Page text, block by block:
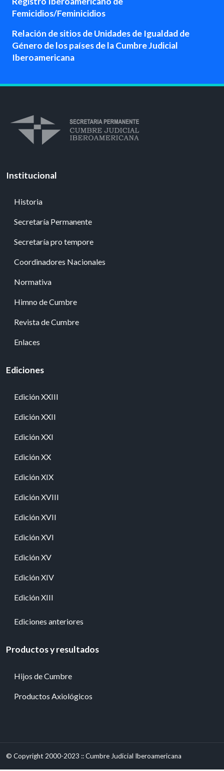
Femicidios/Feminicidios
Relación de sitios de Unidades de Igualdad de
Género de los países de la Cumbre Judicial
Iberoamericana
Institucional
Historia
Secretaría Permanente
Secretaría pro tempore
Coordinadores Nacionales
Normativa
Himno de Cumbre
Revista de Cumbre
Enlaces
Ediciones
Edición XXIII
Edición XXII
Edición XXI
Edición XX
Edición XIX
Edición XVIII
Edición XVII
Edición XVI
Edición XV
Edición XIV
Edición XIII
Ediciones anteriores
Productos y resultados
Hijos de Cumbre
Productos Axiológicos
© Copyright 2000-2023 :: Cumbre Judicial Iberoamericana